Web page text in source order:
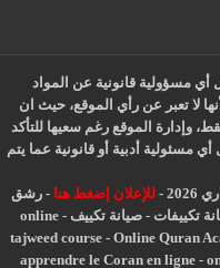
مسؤولية قانونية عن المواد
لا تعبر عن رأي الموقع، حيث ان
وإدارة الموقع رغم سعيها للتأكد
مسئولية أدبية أو قانونية عما يتم
-
للإعلان إضغط هنا -رشق
تكييفات -صيانة تكييف -
online
tajweed course- Online Quran
apprendre le Coran en ligne -